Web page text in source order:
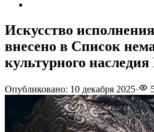
Искусство
внесено в Список
культурного
Опубликовано: 10 декабря 2025·